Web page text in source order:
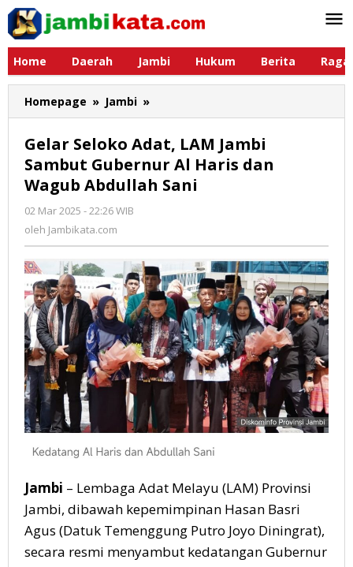
Lewati
konten
Home
Daerah Jambi Hukum Berita
Homepage » Jambi »
Seloko
LAM
Jambi
Sambut
dan
Wagub
Abdullah
Sani
Gelar Seloko Adat, LAM Jambi
Sambut Gubernur Al Haris dan
Wagub Abdullah Sani
02 Mar 2025 - 22:26 WIB
oleh Jambikata.com
Jambi – Lembaga Adat Melayu (LAM) Provinsi
Jambi, dibawah kepemimpinan Hasan Basri
Agus (Datuk Temenggung Putro Joyo Diningrat),
secara resmi menyambut kedatangan Gubernur